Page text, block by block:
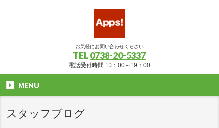
お気軽にお問い合わせください
TEL 0738-20-5337
電話受付時間 10：00～19：00
MENU
スタッフブログ